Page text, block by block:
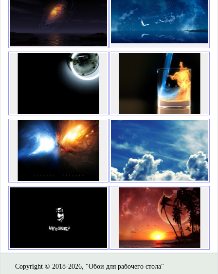
Copyright © 2018-2026, "Обои для рабочего стола"